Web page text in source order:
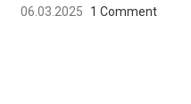
06.03.2025 1 Comment